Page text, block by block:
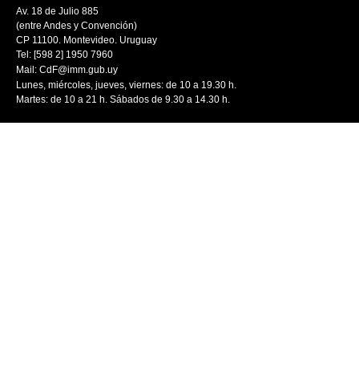
Av. 18 de Julio 885
(entre Andes y Convención)
CP 11100. Montevideo. Uruguay
Tel: [598 2] 1950 7960
Mail: CdF@imm.gub.uy
Lunes, miércoles, jueves, viernes: de 10 a 19.30 h.
Martes: de 10 a 21 h. Sábados de 9.30 a 14.30 h.